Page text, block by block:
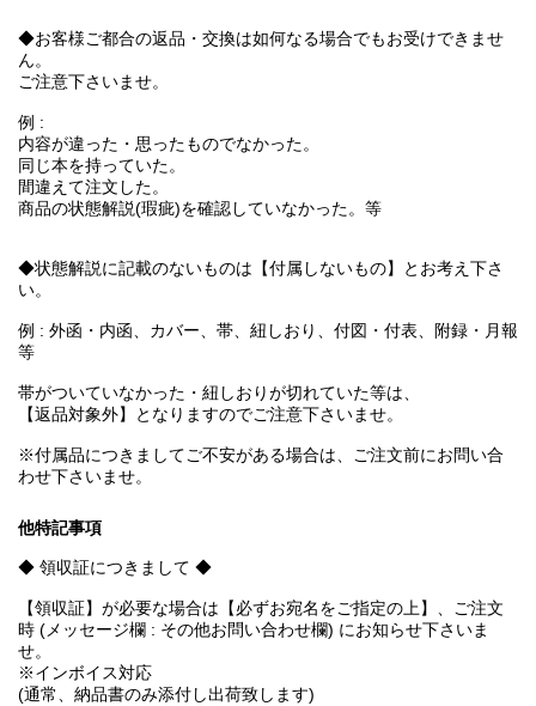
◆お客様ご都合の返品・交換は如何なる場合でもお受けできませ
ん。
ご注意下さいませ。
例 :
内容が違った・思ったものでなかった。
同じ本を持っていた。
間違えて注文した。
商品の状態解説(瑕疵)を確認していなかった。等
◆状態解説に記載のないものは【付属しないもの】とお考え下さ
い。
例 : 外函・内函、カバー、帯、紐しおり、付図・付表、附録・月報
等
帯がついていなかった・紐しおりが切れていた等は、
【返品対象外】となりますのでご注意下さいませ。
※付属品につきましてご不安がある場合は、ご注文前にお問い合
わせ下さいませ。
他特記事項
◆ 領収証につきまして ◆
【領収証】が必要な場合は【必ずお宛名をご指定の上】、ご注文
時 (メッセージ欄 : その他お問い合わせ欄) にお知らせ下さいま
せ。
※インボイス対応
(通常、納品書のみ添付し出荷致します)